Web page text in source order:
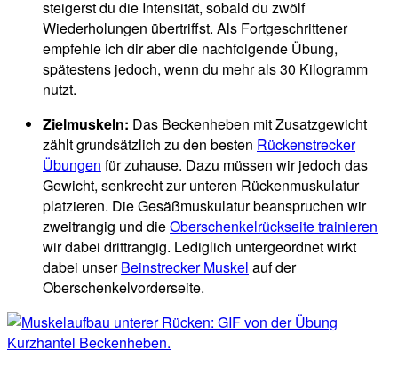
steigerst du die Intensität, sobald du zwölf
Wiederholungen übertriffst. Als Fortgeschrittener
empfehle ich dir aber die nachfolgende Übung,
spätestens jedoch, wenn du mehr als 30 Kilogramm
nutzt.
Zielmuskeln: Das Beckenheben mit Zusatzgewicht
zählt grundsätzlich zu den besten Rückenstrecker
Übungen für zuhause. Dazu müssen wir jedoch das
Gewicht, senkrecht zur unteren Rückenmuskulatur
platzieren. Die Gesäßmuskulatur beanspruchen wir
zweitrangig und dieOberschenkelrückseite trainieren
wir dabei drittrangig. Lediglich untergeordnet wirkt
dabei unserBeinstrecker Muskel auf der
Oberschenkelvorderseite.